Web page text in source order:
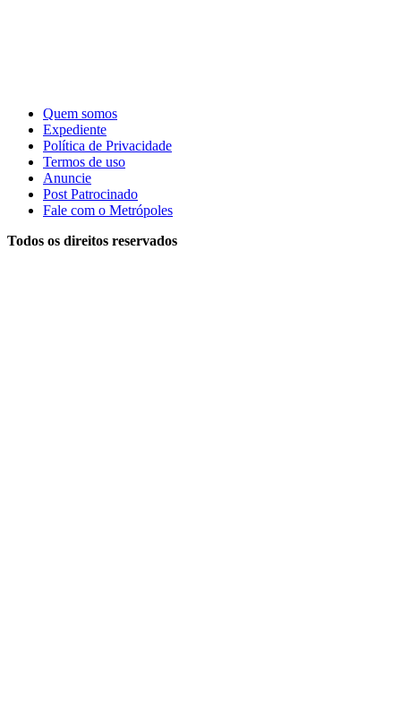
Quem somos
Expediente
Política de Privacidade
Termos de uso
Anuncie
Post Patrocinado
Fale com o Metrópoles
Todos os direitos reservados